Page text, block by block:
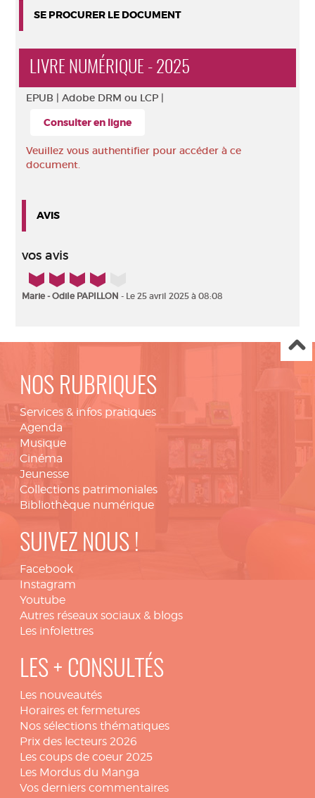
SE PROCURER LE DOCUMENT
LIVRE NUMÉRIQUE - 2025
EPUB | Adobe DRM ou LCP |
Consulter en ligne
Veuillez vous authentifier pour accéder à ce
document.
AVIS
vos avis
4/5
Marie - Odile PAPILLON - Le 25 avril 2025 à 08:08
NOS RUBRIQUES
Services & infos pratiques
Agenda
Musique
Cinéma
Jeunesse
Collections patrimoniales
Bibliothèque numérique
SUIVEZ NOUS !
Facebook
Instagram
Youtube
Autres réseaux sociaux & blogs
Les infolettres
LES + CONSULTÉS
Les nouveautés
Horaires et fermetures
Nos sélections thématiques
Prix des lecteurs 2026
Les coups de coeur 2025
Les Mordus du Manga
Vos derniers commentaires